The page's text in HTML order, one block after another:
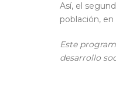
Así, el
población, en
Este
desarrollo